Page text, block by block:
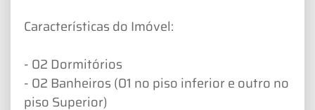
Características do Imóvel:
- 02 Dormitórios
- 02 Banheiros (01 no piso inferior e outro no
piso Superior)